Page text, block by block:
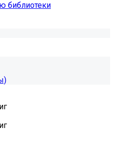
библиотеки